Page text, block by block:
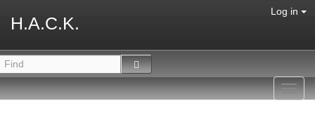
H.A.C.K.
Log in